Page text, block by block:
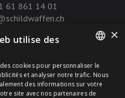
61 861 14 01
paiement
FRENCH
×
utilise des
cookies pour personnaliser le
et analyser notre trafic. Nous
des informations sur votre
site avec nos partenaires de